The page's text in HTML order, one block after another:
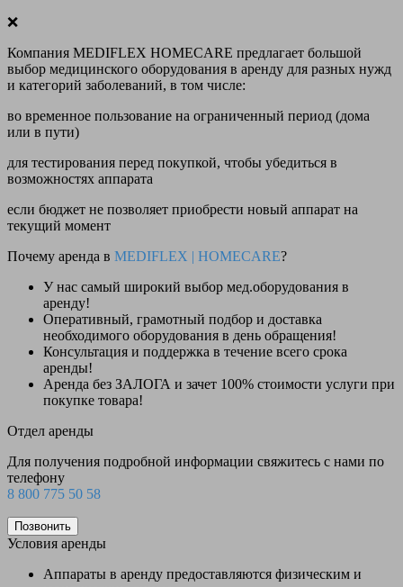
❌
Компания MEDIFLEX HOMECARE предлагает большой
выбор медицинского оборудования в аренду для разных нужд
и категорий заболеваний, в том числе:
во временное пользование на ограниченный период (дома
или в пути)
для тестирования перед покупкой, чтобы убедиться в
возможностях аппарата
если бюджет не позволяет приобрести новый аппарат на
текущий момент
Почему аренда в MEDIFLEX | HOMECARE?
У нас самый широкий выбор мед.оборудования в
аренду!
Оперативный, грамотный подбор и доставка
необходимого оборудования в день обращения!
Консультация и поддержка в течение всего срока
аренды!
Аренда без ЗАЛОГА и зачет 100% стоимости услуги при
покупке товара!
Отдел аренды
Для получения подробной информации свяжитесь с нами по
телефону
8 800 775 50 58
Позвонить
Условия аренды
Аппараты в аренду предоставляются физическим и